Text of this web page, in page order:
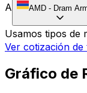
A
AMD - Dram
Usamos tipos de
Ver cotización
Gráfico de